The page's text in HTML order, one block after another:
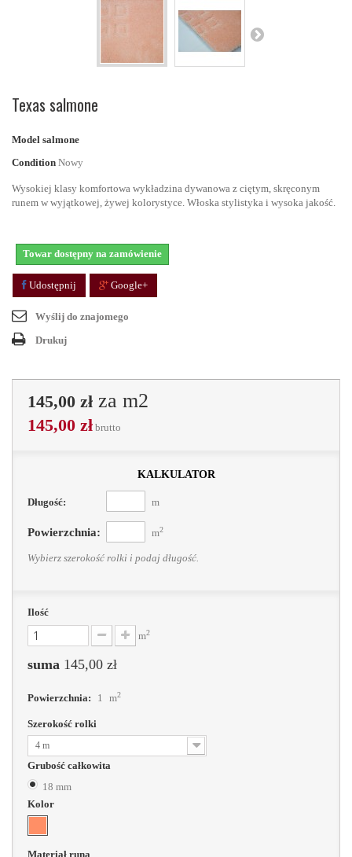
Texas salmone
Model salmone
Condition Nowy
Wysokiej klasy komfortowa wykładzina dywanowa z ciętym, skręconym
runem w wyjątkowej, żywej kolorystyce. Włoska stylistyka i wysoka jakość.
Towar dostępny na zamówienie
Udostępnij Google+
Wyślij do znajomego
Drukuj
145,00 zł za m2
145,00 zł brutto
kalkulator
Długość: m
Powierzchnia: m2
Wybierz szerokość rolki i podaj długość.
Ilość
m2
suma 145,00 zł
Powierzchnia: 1 m2
Szerokość rolki
4 m
Grubość całkowita
18 mm
Kolor
Materiał runa